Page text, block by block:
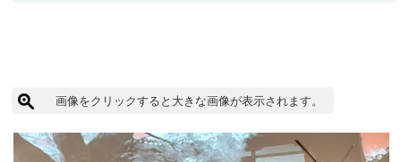
画像をクリックすると大きな画像が表示されます。